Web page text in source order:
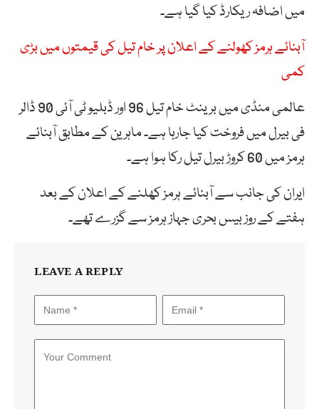
میں اضافہ ریکارڈ کیا گیا ہے۔
آبنائے ہرمز کھولنے کے اعلان پر خام تیل کی قیمتوں میں بڑی
کمی
عالمی منڈی میں برینٹ خام تیل 96 اور ڈبلیو ٹی آئی 90 ڈالر
فی بیرل میں فروخت کیا جارہا ہے۔ ماہرین کے مطابق آبنائے
ہرمز میں 60 کروڑ بیرل تیل رکا ہوا ہے۔
ایران کی جانب سے آبنائے ہرمز کھلنے کے اعلان کے بعد
ہفتے کے روز بیس بحری جہاز ہرمز سے گزرے تھے۔
LEAVE A REPLY